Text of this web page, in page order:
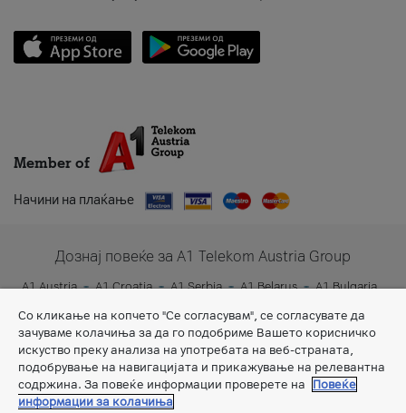
Member of
Начини на плаќање
Дознај повеќе за A1 Telekom Austria Group
A1 Austria A1 Croatia A1 Serbia A1 Belarus
A1 Bulgaria
A1 Slovenia
A1 Digital
Со кликање на копчето "Се согласувам", се согласувате да
зачуваме колачиња за да го подобриме Вашето корисничко
искуство преку анализа на употребата на веб-страната,
подобрување на навигацијата и прикажување на релевантна
содржина. За повеќе информации проверете на
Повеќе
информации за колачиња